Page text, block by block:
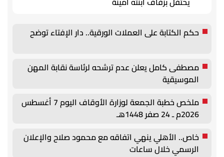
حكم الكتابة على العملات الورقية.. دار الإفتاء توضح
مصطفى كامل يعلن عدم ترشحه لرئاسة نقابة المهن
الموسيقية
ملخص خطبة الجمعة لوزارة الأوقاف اليوم 7 أغسطس
2026م ـ 24 صفر 1448هـ
خاص.. الأهلي ينهي اتفاقه مع محمود صلاح والإعلان
الرسمي خلال ساعات